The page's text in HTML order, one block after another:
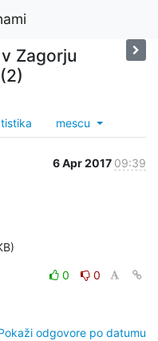
Zagorju
mescu
6 Apr 2017 09:39
0
0
odgovore po datumu